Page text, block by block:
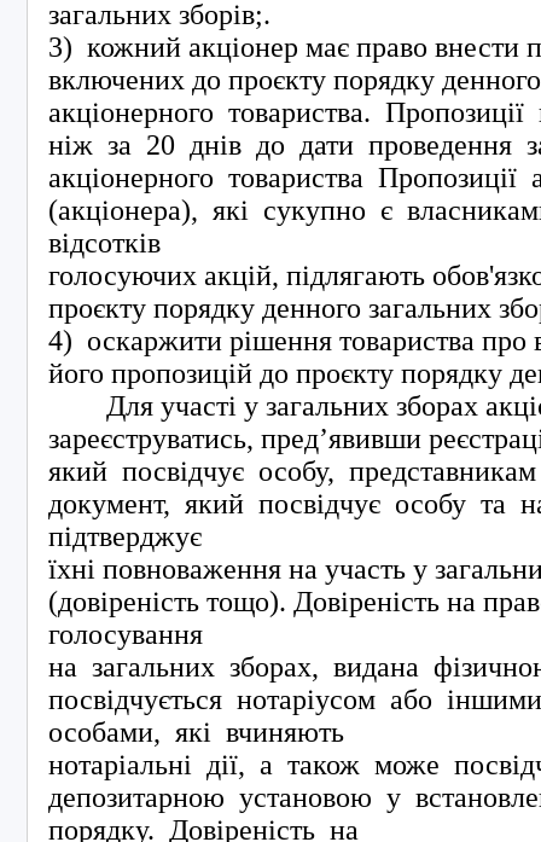
загальних зборів;.
3) кожний акціонер має право внести
включених до проєкту порядку
акціонерного товариства.
ніж за 20 днів до дати проведення
акціонерного товариства Пропозиції
(акціонера), які сукупно є
відсотків
голосуючих акцій, підлягають
проєкту порядку денного загальних
4) оскаржити рішення товариства про
його пропозицій до проєкту порядку
Для участі у загальних зборах
зареєструватись, пред’явивши
який посвідчує особу,
документ, який посвідчує особу та
підтверджує
їхні повноваження на участь у
(довіреність тощо). Довіреність на
голосування
на загальних зборах, видана
посвідчується нотаріусом або
особами, які вчиняють
нотаріальні дії, а також може
депозитарною установою у
порядку. Довіреність на